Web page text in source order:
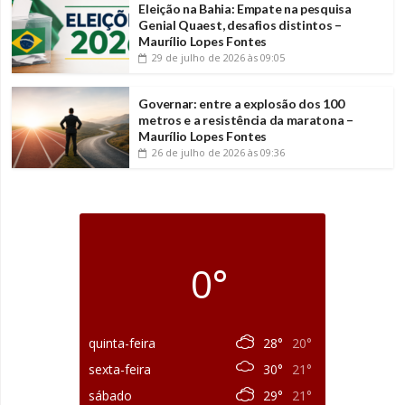
Eleição na Bahia: Empate na pesquisa
Genial Quaest, desafios distintos –
Maurílio Lopes Fontes
29 de julho de 2026 às 09:05
Governar: entre a explosão dos 100
metros e a resistência da maratona –
Maurílio Lopes Fontes
26 de julho de 2026 às 09:36
0°
quinta-feira 28°
20°
sexta-feira
30°
21°
sábado
29° 21°